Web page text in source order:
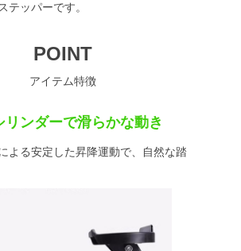
テッパーです。
POINT
アイテム特徴
リンダーで滑らかな動き
よる安定した昇降運動で、自然な踏